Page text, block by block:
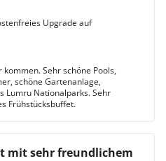
Upgrade auf
Sehr schöne Pools,
schöne Gartenanlage,
Lumru Nationalparks. Sehr
Frühstücksbuffet.
mit sehr freundlichem